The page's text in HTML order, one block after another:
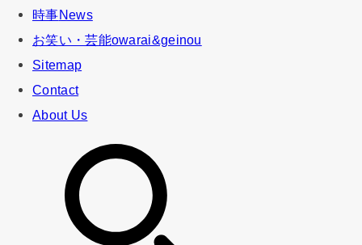
時事News
お笑い・芸能owarai&geinou
Sitemap
Contact
About Us